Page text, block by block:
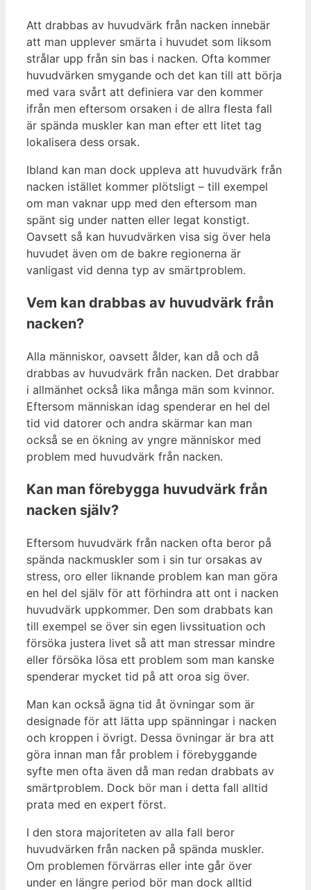
Att drabbas av huvudvärk från nacken innebär
att man upplever smärta i huvudet som liksom
strålar upp från sin bas i nacken. Ofta kommer
huvudvärken smygande och det kan till att börja
med vara svårt att definiera var den kommer
ifrån men eftersom orsaken i de allra flesta fall
är spända muskler kan man efter ett litet tag
lokalisera dess orsak.
Ibland kan man dock uppleva att huvudvärk från
nacken istället kommer plötsligt – till exempel
om man vaknar upp med den eftersom man
spänt sig under natten eller legat konstigt.
Oavsett så kan huvudvärken visa sig över hela
huvudet även om de bakre regionerna är
vanligast vid denna typ av smärtproblem.
Vem kan drabbas av huvudvärk från
nacken?
Alla människor, oavsett ålder, kan då och då
drabbas av huvudvärk från nacken. Det drabbar
i allmänhet också lika många män som kvinnor.
Eftersom människan idag spenderar en hel del
tid vid datorer och andra skärmar kan man
också se en ökning av yngre människor med
problem med huvudvärk från nacken.
Kan man förebygga huvudvärk från
nacken själv?
Eftersom huvudvärk från nacken ofta beror på
spända nackmuskler som i sin tur orsakas av
stress, oro eller liknande problem kan man göra
en hel del själv för att förhindra att ont i nacken
huvudvärk uppkommer. Den som drabbats kan
till exempel se över sin egen livssituation och
försöka justera livet så att man stressar mindre
eller försöka lösa ett problem som man kanske
spenderar mycket tid på att oroa sig över.
Man kan också ägna tid åt övningar som är
designade för att lätta upp spänningar i nacken
och kroppen i övrigt. Dessa övningar är bra att
göra innan man får problem i förebyggande
syfte men ofta även då man redan drabbats av
smärtproblem. Dock bör man i detta fall alltid
prata med en expert först.
I den stora majoriteten av alla fall beror
huvudvärken från nacken på spända muskler.
Om problemen förvärras eller inte går över
under en längre period bör man dock alltid